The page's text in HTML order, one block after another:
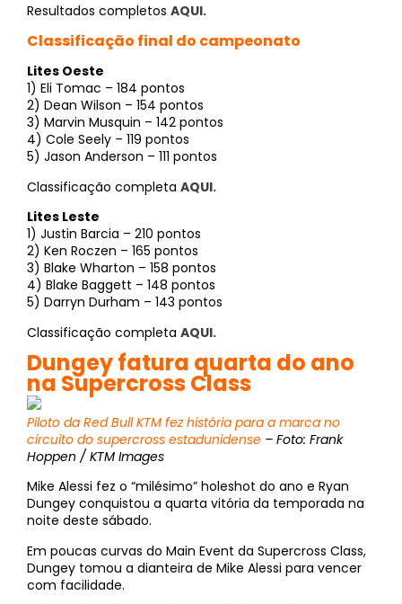
Resultados completos AQUI.
Classificação final do campeonato
Lites Oeste
1) Eli Tomac – 184 pontos
2) Dean Wilson – 154 pontos
3) Marvin Musquin – 142 pontos
4) Cole Seely – 119 pontos
5) Jason Anderson – 111 pontos
Classificação completa AQUI.
Lites Leste
1) Justin Barcia – 210 pontos
2) Ken Roczen – 165 pontos
3) Blake Wharton – 158 pontos
4) Blake Baggett – 148 pontos
5) Darryn Durham – 143 pontos
Classificação completa AQUI.
Dungey fatura quarta do ano
na Supercross Class
Piloto da Red Bull KTM fez história para a marca no
circuito do supercross estadunidense – Foto: Frank
Hoppen / KTM Images
Mike Alessi fez o “milésimo” holeshot do ano e Ryan
Dungey conquistou a quarta vitória da temporada na
noite deste sábado.
Em poucas curvas do Main Event da Supercross Class,
Dungey tomou a dianteira de Mike Alessi para vencer
com facilidade.